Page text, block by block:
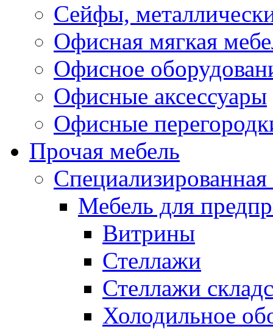
Сейфы,
Офисная мягкая
Офисное
Офисные аксессуары
Офисные
Прочая мебель
Специализированная
Мебель для
Витрины
Стеллажи
Стеллажи
Холодильное